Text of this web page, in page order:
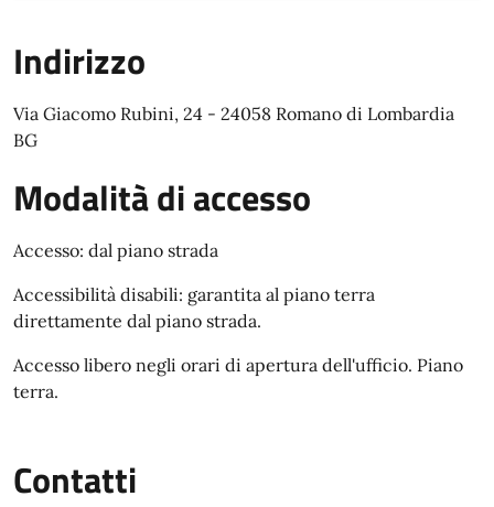
Indirizzo
Via Giacomo Rubini, 24 - 24058 Romano di Lombardia
BG
Modalità di accesso
Accesso: dal piano strada
Accessibilità disabili: garantita al piano terra
direttamente dal piano strada.
Accesso libero negli orari di apertura dell'ufficio. Piano
terra.
Contatti